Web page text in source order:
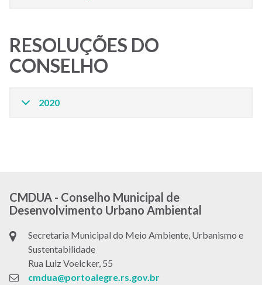
RESOLUÇÕES DO
CONSELHO
2020
CMDUA - Conselho Municipal de
Desenvolvimento Urbano Ambiental
Secretaria Municipal do Meio Ambiente, Urbanismo e
Sustentabilidade
Rua Luiz Voelcker, 55
cmdua@portoalegre.rs.gov.br